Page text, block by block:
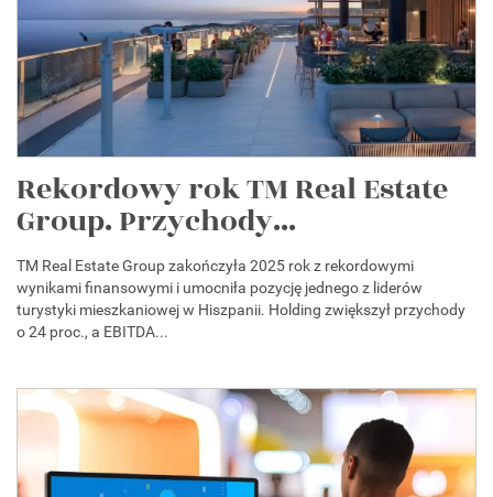
Rekordowy rok TM Real Estate
Group. Przychody...
TM Real Estate Group zakończyła 2025 rok z rekordowymi
wynikami finansowymi i umocniła pozycję jednego z liderów
turystyki mieszkaniowej w Hiszpanii. Holding zwiększył przychody
o 24 proc., a EBITDA...